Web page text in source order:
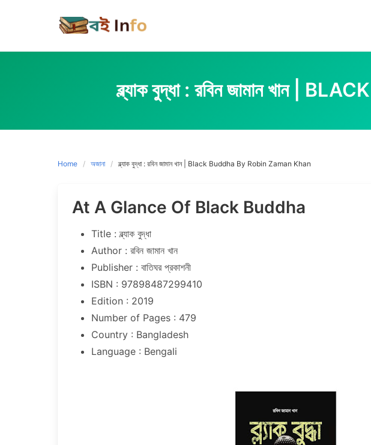
ব্ল্যাক বুদ্ধা : রবিন জামান খান |
Home অজানা ব্ল্যাক বুদ্ধা : রবিন জামান খান | Black Buddha By Robin Zaman Khan
At A Glance Of Black Buddha
Title : ব্ল্যাক বুদ্ধা
Author : রবিন জামান খান
Publisher : বাতিঘর প্রকাশনী
ISBN : 97898487299410
Edition : 2019
Number of Pages : 479
Country : Bangladesh
Language : Bengali